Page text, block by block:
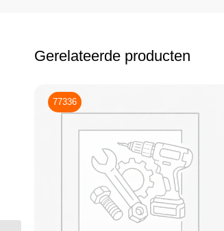
Gerelateerde producten
77336